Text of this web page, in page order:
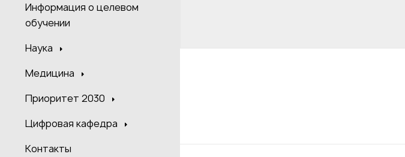
Информация о целевом
обучении
Наука
Медицина
Приоритет 2030
Цифровая кафедра
Контакты